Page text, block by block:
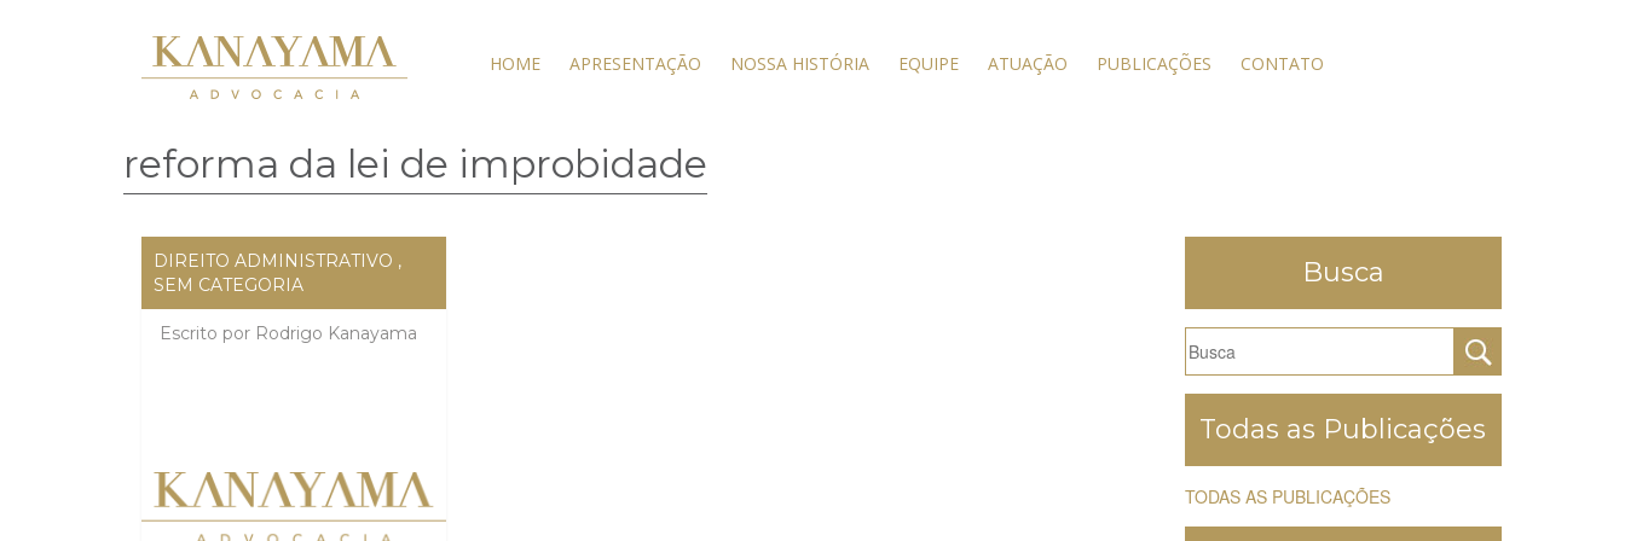
HOME APRESENTAÇÃO NOSSA HISTÓRIA EQUIPE ATUAÇÃO PUBLICAÇÕES CONTATO
reforma da lei de improbidade
DIREITO ADMINISTRATIVO ,
SEM CATEGORIA
Escrito por Rodrigo Kanayama
Busca
Todas as Publicações
TODAS AS PUBLICAÇÕES